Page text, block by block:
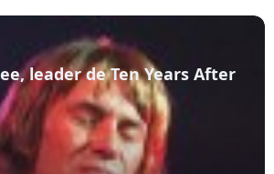
leader de Ten Years After